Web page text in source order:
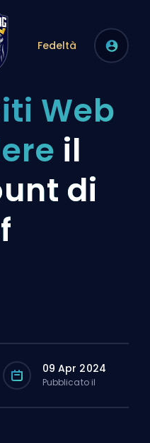
Fedeltà
Web
il
di
09 Apr 2024
Pubblicato il